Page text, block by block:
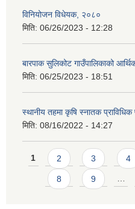
विनियोजन विधेयक, २०८०
मिति: 06/26/2023 - 12:28
बारपाक सुलिकोट गाउँपालिकाको
मिति: 06/25/2023 - 18:51
स्थानीय तहमा कृषि स्नातक प्राविधिक
मिति: 08/16/2022 - 14:27
Pages
1 2 3 4
8 9 …